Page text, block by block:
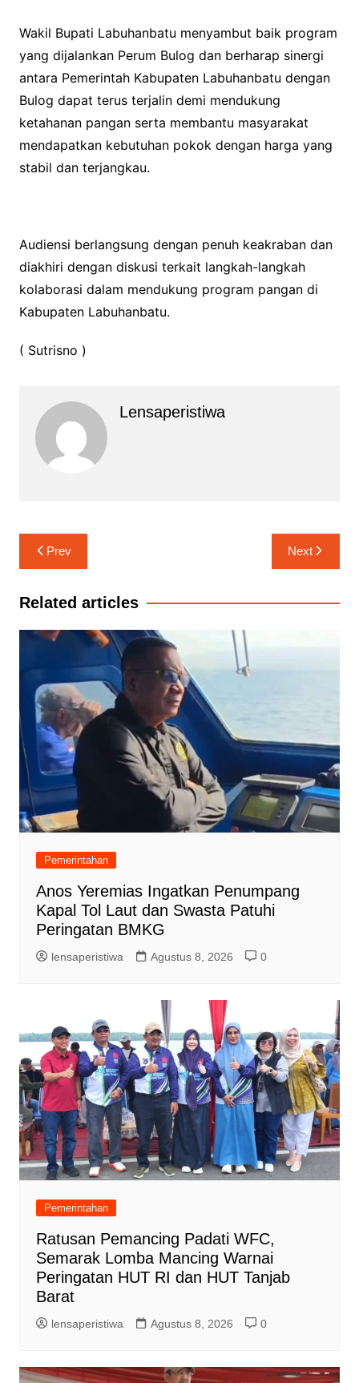
Wakil Bupati Labuhanbatu menyambut baik program
yang dijalankan Perum Bulog dan berharap sinergi
antara Pemerintah Kabupaten Labuhanbatu dengan
Bulog dapat terus terjalin demi mendukung
ketahanan pangan serta membantu masyarakat
mendapatkan kebutuhan pokok dengan harga yang
stabil dan terjangkau.
Audiensi berlangsung dengan penuh keakraban dan
diakhiri dengan diskusi terkait langkah-langkah
kolaborasi dalam mendukung program pangan di
Kabupaten Labuhanbatu.
( Sutrisno )
Lensaperistiwa
Navigasi
pos
Prev Next
Related articles
Pemerintahan
Anos Yeremias Ingatkan Penumpang
Kapal Tol Laut dan Swasta Patuhi
Peringatan BMKG
lensaperistiwa Agustus 8, 2026 0
Pemerintahan
Ratusan Pemancing Padati WFC,
Semarak Lomba Mancing Warnai
Peringatan HUT RI dan HUT Tanjab
Barat
lensaperistiwa Agustus 8, 2026 0